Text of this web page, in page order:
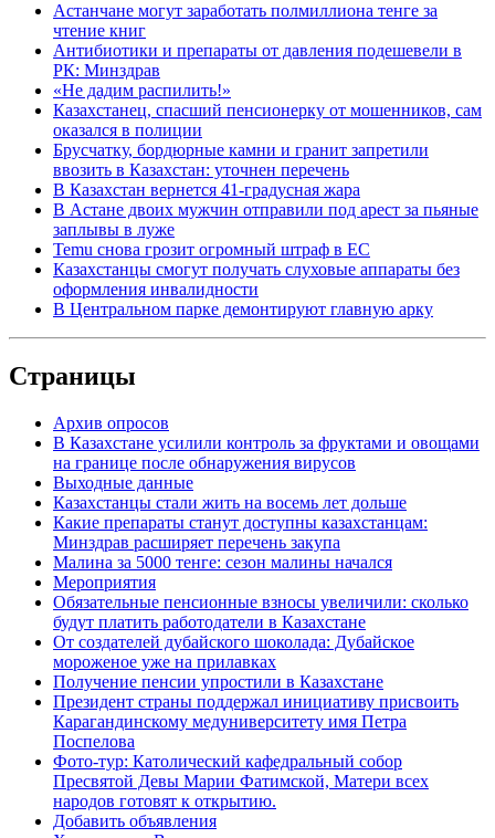
Астанчане могут заработать полмиллиона тенге за
чтение книг
Антибиотики и препараты от давления подешевели в
РК: Минздрав
«Не дадим распилить!»
Казахстанец, спасший пенсионерку от мошенников, сам
оказался в полиции
Брусчатку, бордюрные камни и гранит запретили
ввозить в Казахстан: уточнен перечень
В Казахстан вернется 41-градусная жара
В Астане двоих мужчин отправили под арест за пьяные
заплывы в луже
Temu снова грозит огромный штраф в ЕС
Казахстанцы смогут получать слуховые аппараты без
оформления инвалидности
В Центральном парке демонтируют главную арку
Страницы
Архив опросов
В Казахстане усилили контроль за фруктами и овощами
на границе после обнаружения вирусов
Выходные данные
Казахстанцы стали жить на восемь лет дольше
Какие препараты станут доступны казахстанцам:
Минздрав расширяет перечень закупа
Малина за 5000 тенге: сезон малины начался
Мероприятия
Обязательные пенсионные взносы увеличили: сколько
будут платить работодатели в Казахстане
От создателей дубайского шоколада: Дубайское
мороженое уже на прилавках
Получение пенсии упростили в Казахстане
Президент страны поддержал инициативу присвоить
Карагандинскому медуниверситету имя Петра
Поспелова
Фото-тур: Католический кафедральный собор
Пресвятой Девы Марии Фатимской, Матери всех
народов готовят к открытию.
Добавить объявления